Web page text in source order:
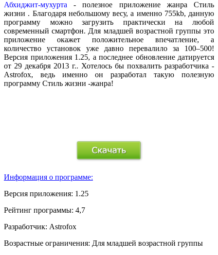
Абхиджит-мухурта - полезное приложение жанра Стиль
жизни . Благодаря небольшому весу, а именно 755kb, данную
программу можно загрузить практически на любой
современный смартфон. Для младшей возрастной группы это
приложение окажет положительное впечатление, а
количество установок уже давно перевалило за 100–500!
Версия приложения 1.25, а последнее обновление датируется
от 29 декабря 2013 г.. Хотелось бы похвалить разработчика -
Astrofox, ведь именно он разработал такую полезную
программу Стиль жизни -жанра!
Информация о программе:
Версия приложения: 1.25
Рейтинг программы: 4,7
Разработчик: Astrofox
Возрастные ограничения: Для младшей возрастной группы